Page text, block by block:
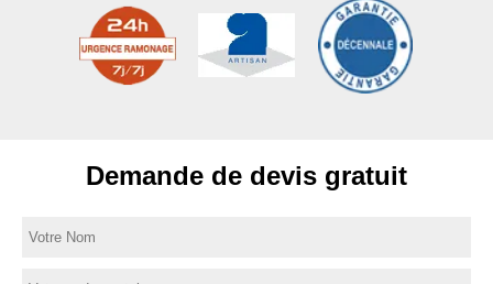
Demande de devis gratuit